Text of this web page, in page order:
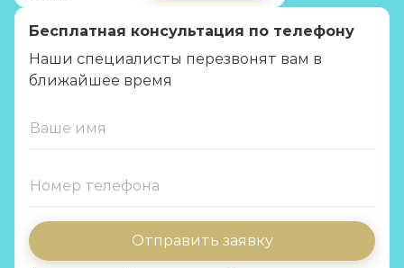
Бесплатная консультация по телефону
Наши специалисты перезвонят вам в
ближайшее время
Отправить заявку